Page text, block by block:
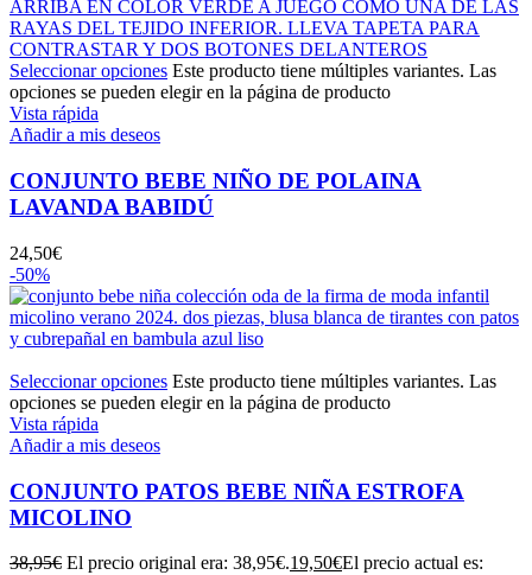
Seleccionar opciones Este producto tiene múltiples variantes. Las
opciones se pueden elegir en la página de producto
Vista rápida
Añadir a mis deseos
CONJUNTO BEBE NIÑO DE POLAINA
LAVANDA BABIDÚ
24,50€
-50%
Seleccionar opciones Este producto tiene múltiples variantes. Las
opciones se pueden elegir en la página de producto
Vista rápida
Añadir a mis deseos
CONJUNTO PATOS BEBE NIÑA ESTROFA
MICOLINO
38,95€ El precio original era: 38,95€.19,50€El precio actual es: